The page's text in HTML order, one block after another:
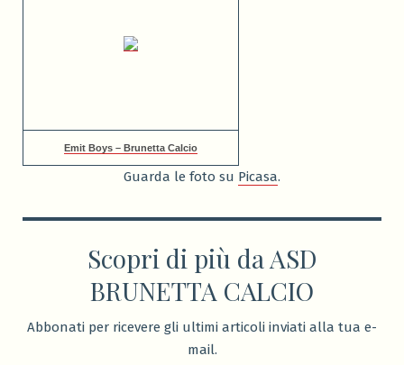
Emit Boys – Brunetta Calcio
Guarda le foto su Picasa.
Scopri di più da ASD
BRUNETTA CALCIO
Abbonati per ricevere gli ultimi articoli inviati alla tua e-
mail.